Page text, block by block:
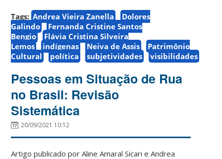
Tags: Andrea Vieira Zanella
Dolores
Galindo
Fernanda Cristine Santos
Bengio
Flávia Cristina Silveira
Lemos
indígenas Neiva de Assis
Patrimônio
Cultural
política subjetividades visibilidades
Pessoas em Situação de Rua
no Brasil: Revisão
Sistemática
20/09/2021 10:12
Artigo publicado por Aline Amaral Sicari e Andrea